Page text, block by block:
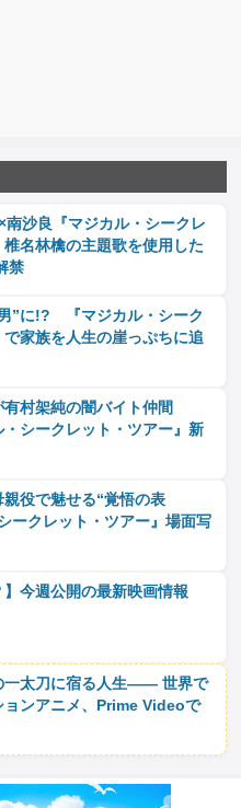
南沙良『マジカル・シークレ
椎名林檎の主題歌を使用した
禁
”に!? 『マジカル・シーク
で家族を人生の崖っぷちに追
村架純の闇バイト仲間
シークレット・ツアー』新
役で魅せる“覚悟の表
ークレット・ツアー』場面写
】今週公開の最新映画情報
一太刀に宿る人生―― 世界で
ョンアニメ、Prime Videoで